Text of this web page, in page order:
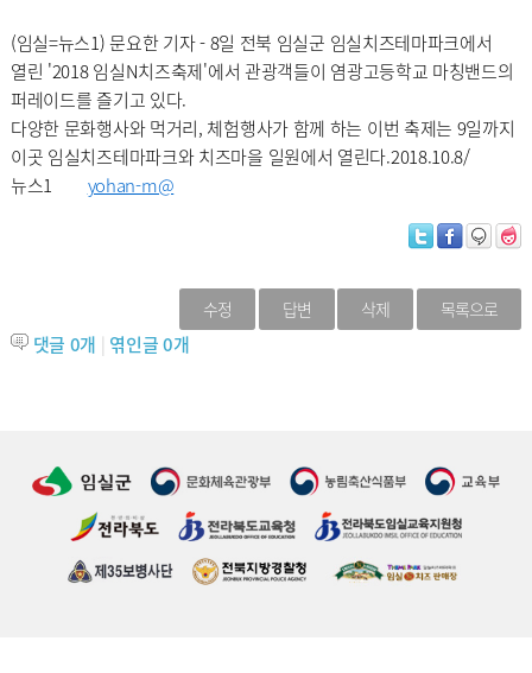
(임실=뉴스1) 문요한 기자 - 8일 전북 임실군 임실치즈테마파크에서
열린 '2018 임실N치즈축제'에서 관광객들이 염광고등학교 마칭밴드의
퍼레이드를 즐기고 있다.
다양한 문화행사와 먹거리, 체험행사가 함께 하는 이번 축제는 9일까지
이곳 임실치즈테마파크와 치즈마을 일원에서 열린다.2018.10.8/
뉴스1 yohan-m@
수정 답변 삭제 목록으로
댓글 0개 | 엮인글0개